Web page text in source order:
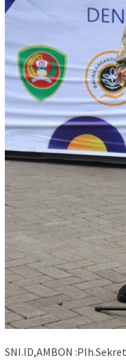
SNI.ID,AMBON